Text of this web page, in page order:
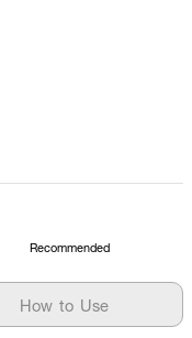
Recommended
How to Use